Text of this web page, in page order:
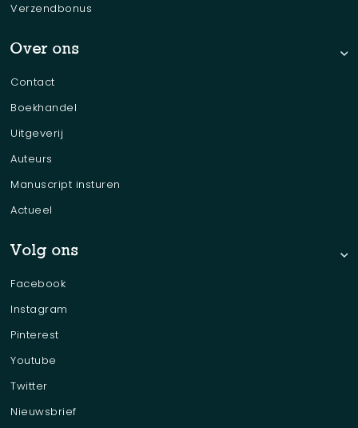
Verzendbonus
Over ons
Contact
Boekhandel
Uitgeverij
Auteurs
Manuscript insturen
Actueel
Volg ons
Facebook
Instagram
Pinterest
Youtube
Twitter
Nieuwsbrief